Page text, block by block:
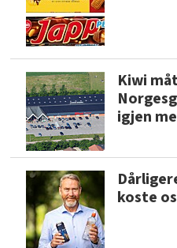
Kiwi
igjen
koste